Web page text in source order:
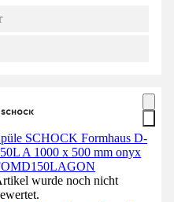
SCHOCK Formhaus D-
A 1000 x 500 mm onyx
wurde noch nicht